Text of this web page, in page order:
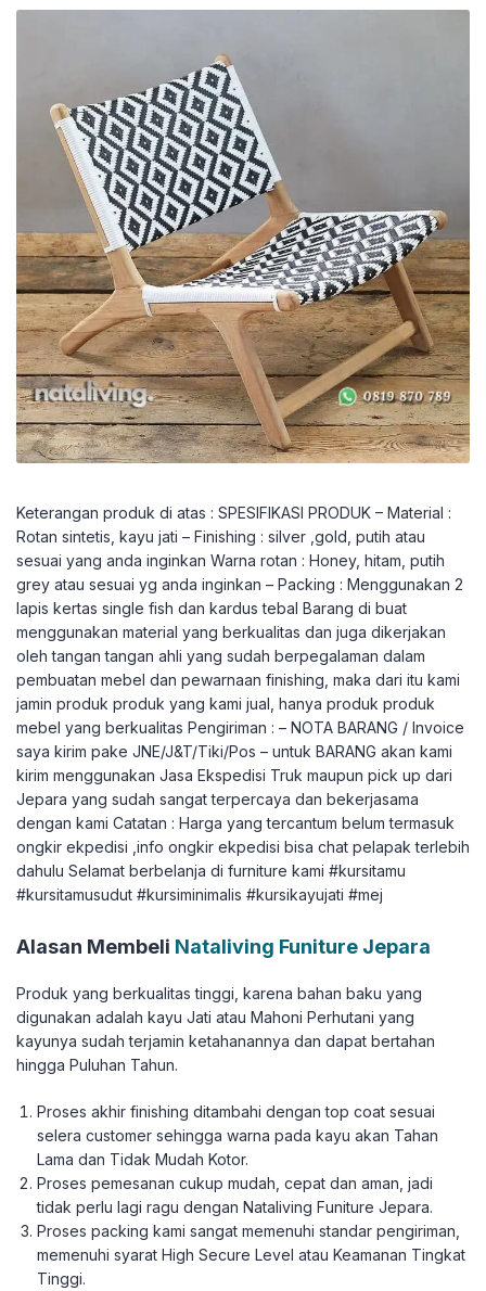
Keterangan produk di atas : SPESIFIKASI PRODUK – Material :
Rotan sintetis, kayu jati – Finishing : silver ,gold, putih atau
sesuai yang anda inginkan Warna rotan : Honey, hitam, putih
grey atau sesuai yg anda inginkan – Packing : Menggunakan 2
lapis kertas single fish dan kardus tebal Barang di buat
menggunakan material yang berkualitas dan juga dikerjakan
oleh tangan tangan ahli yang sudah berpegalaman dalam
pembuatan mebel dan pewarnaan finishing, maka dari itu kami
jamin produk produk yang kami jual, hanya produk produk
mebel yang berkualitas Pengiriman : – NOTA BARANG / Invoice
saya kirim pake JNE/J&T/Tiki/Pos – untuk BARANG akan kami
kirim menggunakan Jasa Ekspedisi Truk maupun pick up dari
Jepara yang sudah sangat terpercaya dan bekerjasama
dengan kami Catatan : Harga yang tercantum belum termasuk
ongkir ekpedisi ,info ongkir ekpedisi bisa chat pelapak terlebih
dahulu Selamat berbelanja di furniture kami #kursitamu
#kursitamusudut #kursiminimalis #kursikayujati #mej
Alasan Membeli Nataliving Funiture Jepara
Produk yang berkualitas tinggi, karena bahan baku yang
digunakan adalah kayu Jati atau Mahoni Perhutani yang
kayunya sudah terjamin ketahanannya dan dapat bertahan
hingga Puluhan Tahun.
Proses akhir finishing ditambahi dengan top coat sesuai
selera customer sehingga warna pada kayu akan Tahan
Lama dan Tidak Mudah Kotor.
Proses pemesanan cukup mudah, cepat dan aman, jadi
tidak perlu lagi ragu dengan Nataliving Funiture Jepara.
Proses packing kami sangat memenuhi standar pengiriman,
memenuhi syarat High Secure Level atau Keamanan Tingkat
Tinggi.